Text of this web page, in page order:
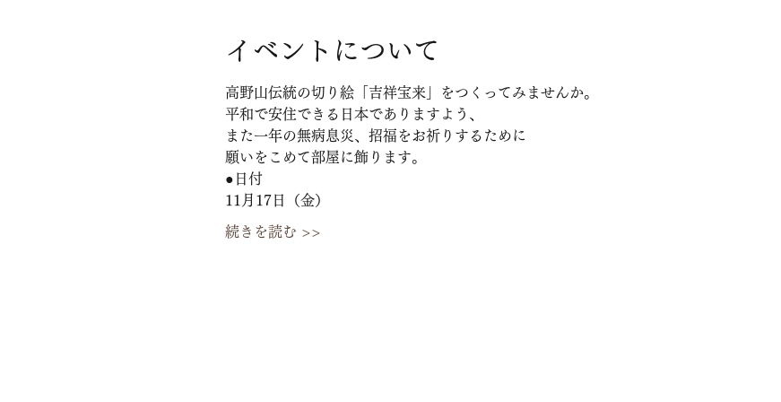
イベントについて
高野山伝統の切り絵「吉祥宝来」をつくってみませんか。
平和で安住できる日本でありますよう、
また一年の無病息災、招福をお祈りするために
願いをこめて部屋に飾ります。
●日付
11月17日（金）
続きを読む >>